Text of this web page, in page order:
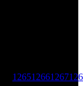
126512661267